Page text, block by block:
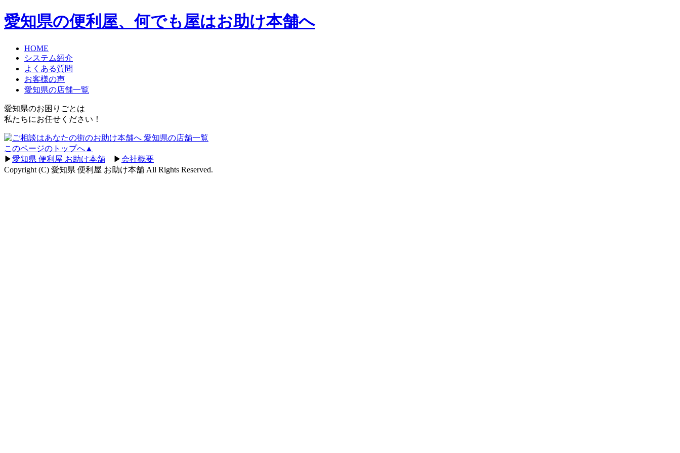
愛知県の便利屋、何でも屋はお助け本舗へ
HOME
システム紹介
よくある質問
お客様の声
愛知県の店舗一覧
愛知県のお困りごとは
私たちにお任せください！
このページのトップへ▲
▶愛知県 便利屋 お助け本舗 ▶会社概要
Copyright (C) 愛知県 便利屋 お助け本舗 All Rights Reserved.